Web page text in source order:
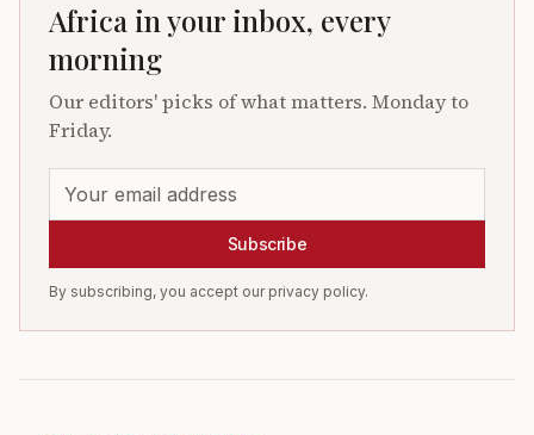
Africa in your inbox, every
morning
Our editors' picks of what matters. Monday to
Friday.
Subscribe
By subscribing, you accept our privacy policy.